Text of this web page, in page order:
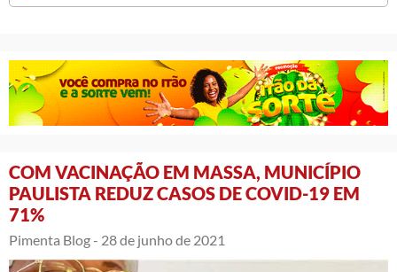
COM VACINAÇÃO EM MASSA, MUNICÍPIO
PAULISTA REDUZ CASOS DE COVID-19 EM
71%
Pimenta Blog - 28 de junho de 2021